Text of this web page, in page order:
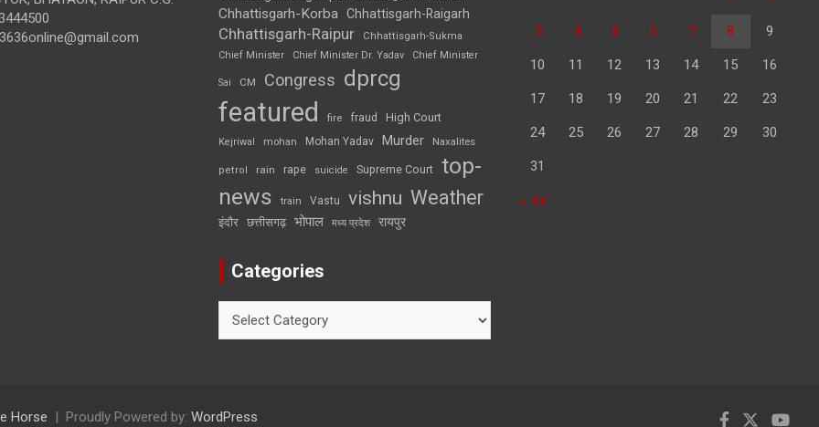
Chhattisgarh-Korba Chhattisgarh-Raigarh
Chhattisgarh-Raipur
Chhattisgarh-Sukma
Chief Minister
Chief Minister Dr. Yadav Chief Minister
Sai CM Congress dprcg
featured fire fraud High Court
Kejriwal mohan Mohan Yadav Murder Naxalites
petrol rain rape suicide Supreme Court top-
news
train Vastu vishnu Weather
इंदौर छत्तीसगढ़ भोपाल मध्य प्रदेश रायपुर
Categories
3 4 5 6 7 8 9
10 11 12 13 14 15 16
17 18 19 20 21 22 23
24 25 26 27 28 29 30
31
« Jul
Horse Proudly Powered by: WordPress